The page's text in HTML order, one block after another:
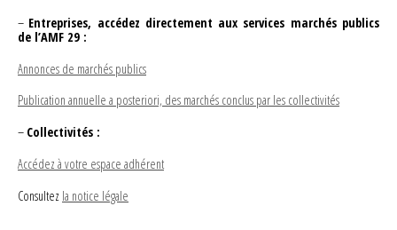
– Entreprises, accédez directement aux services marchés publics
de l’AMF 29 :
Annonces de marchés publics
Publication annuelle a posteriori, des marchés conclus par les collectivités
– Collectivités :
Accédez à votre espace adhérent
Consultez la notice légale